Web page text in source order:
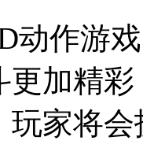
动作游
更加精
家将会